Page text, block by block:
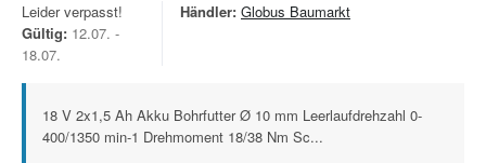
Leider verpasst!
Gültig: 12.07. -
18.07.
Händler: Globus Baumarkt
18 V 2x1,5 Ah Akku Bohrfutter Ø 10 mm Leerlaufdrehzahl 0-
400/1350 min-1 Drehmoment 18/38 Nm Sc...